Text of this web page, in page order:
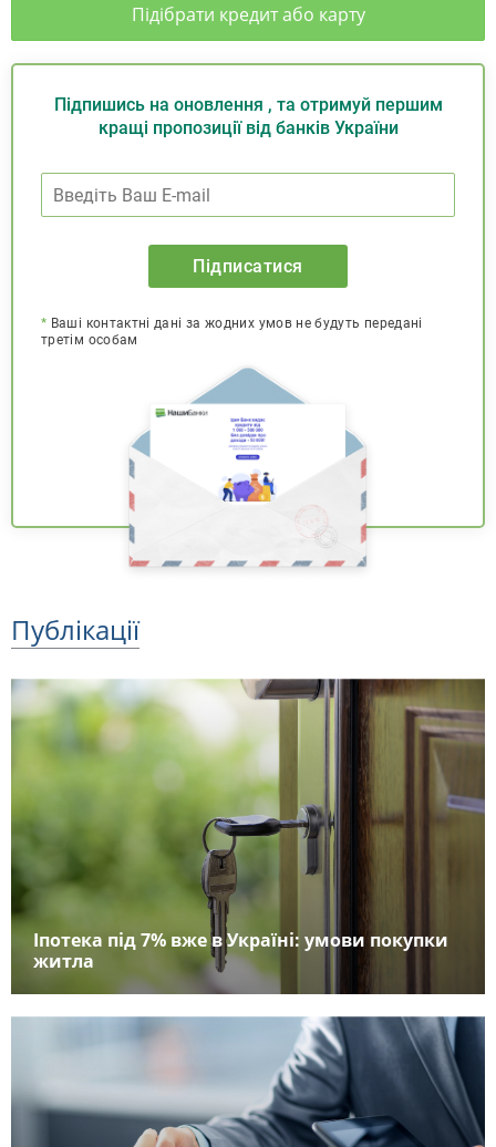
Підібрати кредит або карту
Підпишись на оновлення , та отримуй першим
кращі пропозиції від банків України
Підписатися
* Ваші контактні дані за жодних умов не будуть передані
третім особам
Публікації
Іпотека під 7% вже в Україні: умови покупки
житла